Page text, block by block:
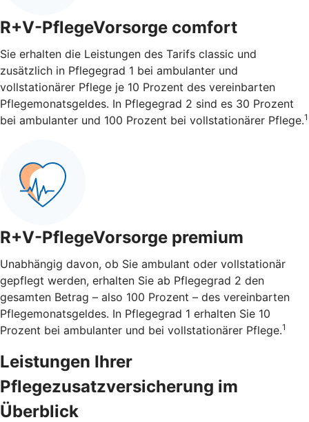
R+V-PflegeVorsorge comfort
Sie erhalten die Leistungen des Tarifs classic und
zusätzlich in Pflegegrad 1 bei ambulanter und
vollstationärer Pflege je 10 Prozent des vereinbarten
Pflegemonatsgeldes. In Pflegegrad 2 sind es 30 Prozent
bei ambulanter und 100 Prozent bei vollstationärer Pflege.1
R+V-PflegeVorsorge premium
Unabhängig davon, ob Sie ambulant oder vollstationär
gepflegt werden, erhalten Sie ab Pflegegrad 2 den
gesamten Betrag – also 100 Prozent – des vereinbarten
Pflegemonatsgeldes. In Pflegegrad 1 erhalten Sie 10
Prozent bei ambulanter und bei vollstationärer Pflege.1
Leistungen Ihrer
Pflegezusatzversicherung im
Überblick